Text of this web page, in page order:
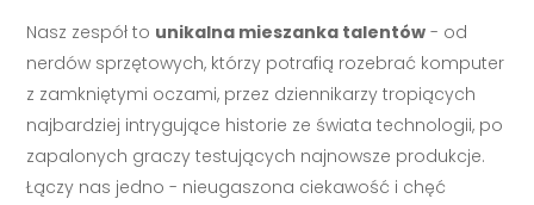
Nasz zespół to unikalna mieszanka talentów - od
nerdów sprzętowych, którzy potrafią rozebrać komputer
z zamkniętymi oczami, przez dziennikarzy tropiących
najbardziej intrygujące historie ze świata technologii, po
zapalonych graczy testujących najnowsze produkcje.
Łączy nas jedno - nieugaszona ciekawość i chęć